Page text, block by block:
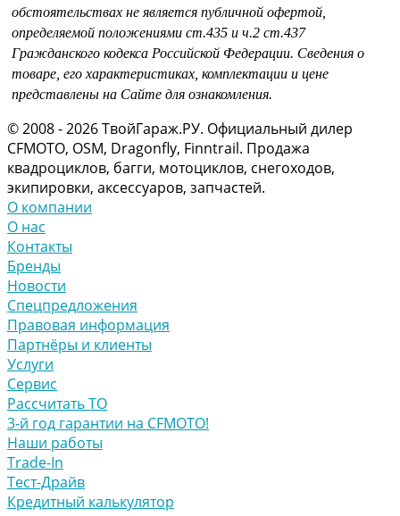
обстоятельствах не является публичной офертой,
определяемой положениями ст.435 и ч.2 ст.437
Гражданского кодекса Российской Федерации. Сведения о
товаре, его характеристиках, комплектации и цене
представлены на Сайте для ознакомления.
© 2008 - 2026 ТвойГараж.РУ. Официальный дилер
CFMOTO, OSM, Dragonfly, Finntrail. Продажа
квадроциклов, багги, мотоциклов, снегоходов,
экипировки, аксессуаров, запчастей.
О компании
О нас
Контакты
Бренды
Новости
Спецпредложения
Правовая информация
Партнёры и клиенты
Услуги
Сервис
Рассчитать ТО
3-й год гарантии на CFMOTO!
Наши работы
Trade-In
Тест-Драйв
Кредитный калькулятор